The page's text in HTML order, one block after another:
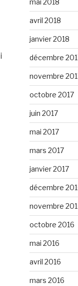
avril 2018
janvier 2018
décembre
novembre
octobre 2017
juin 2017
mai 2017
mars 2017
janvier 2017
décembre
novembre
octobre 2016
mai 2016
avril 2016
mars 2016